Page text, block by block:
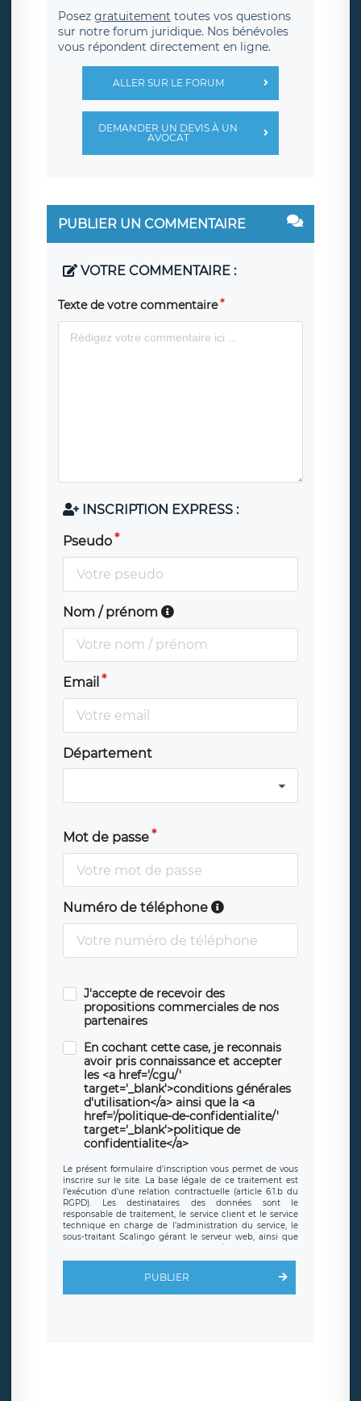
Posez gratuitement toutes vos questions
sur notre forum juridique. Nos bénévoles
vous répondent directement en ligne.
ALLER SUR LE FORUM
DEMANDER UN DEVIS À UN
AVOCAT
PUBLIER UN COMMENTAIRE
VOTRE COMMENTAIRE :
Texte de votre commentaire
INSCRIPTION EXPRESS :
Pseudo
Nom / prénom
Email
Département
Mot de passe
Numéro de téléphone
J'accepte de recevoir des
propositions commerciales de nos
partenaires
En cochant cette case, je reconnais
avoir pris connaissance et accepter
les <a href='/cgu/'
target='_blank'>conditions générales
d'utilisation</a> ainsi que la <a
href='/politique-de-confidentialite/'
target='_blank'>politique de
confidentialite</a>
Le présent formulaire d’inscription vous permet de vous
inscrire sur le site. La base légale de ce traitement est
l’exécution d’une relation contractuelle (article 6.1.b du
RGPD). Les destinataires des données sont le
responsable de traitement, le service client et le service
technique en charge de l’administration du service, le
sous-traitant Scalingo gérant le serveur web, ainsi que
toute personne légalement autorisée. Le formulaire
d’inscription est hébergé sur un serveur hébergé par
clauses de
protection conformes au RGPD
. Les données collectées
sont conservées jusqu’à ce que l’Internaute en sollicite la
PUBLIER